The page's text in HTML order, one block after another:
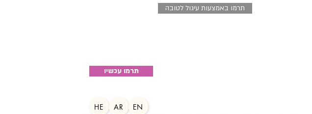
תרמו באמצעות עיגול לטובה
תרמו עכשיו
HE AR
EN